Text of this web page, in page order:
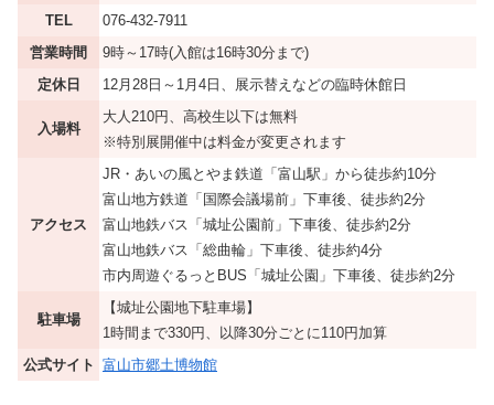
TEL
076-432-7911
営業時間
9時～17時(入館は16時30分まで)
定休日
12月28日～1月4日、展示替えなどの臨時休館日
入場料
大人210円、高校生以下は無料
※特別展開催中は料金が変更されます
アクセス
JR・あいの風とやま鉄道「富山駅」から徒歩約10分
富山地方鉄道「国際会議場前」下車後、徒歩約2分
富山地鉄バス「城址公園前」下車後、徒歩約2分
富山地鉄バス「総曲輪」下車後、徒歩約4分
市内周遊ぐるっとBUS「城址公園」下車後、徒歩約2分
駐車場
【城址公園地下駐車場】
1時間まで330円、以降30分ごとに110円加算
公式サイト 富山市郷土博物館